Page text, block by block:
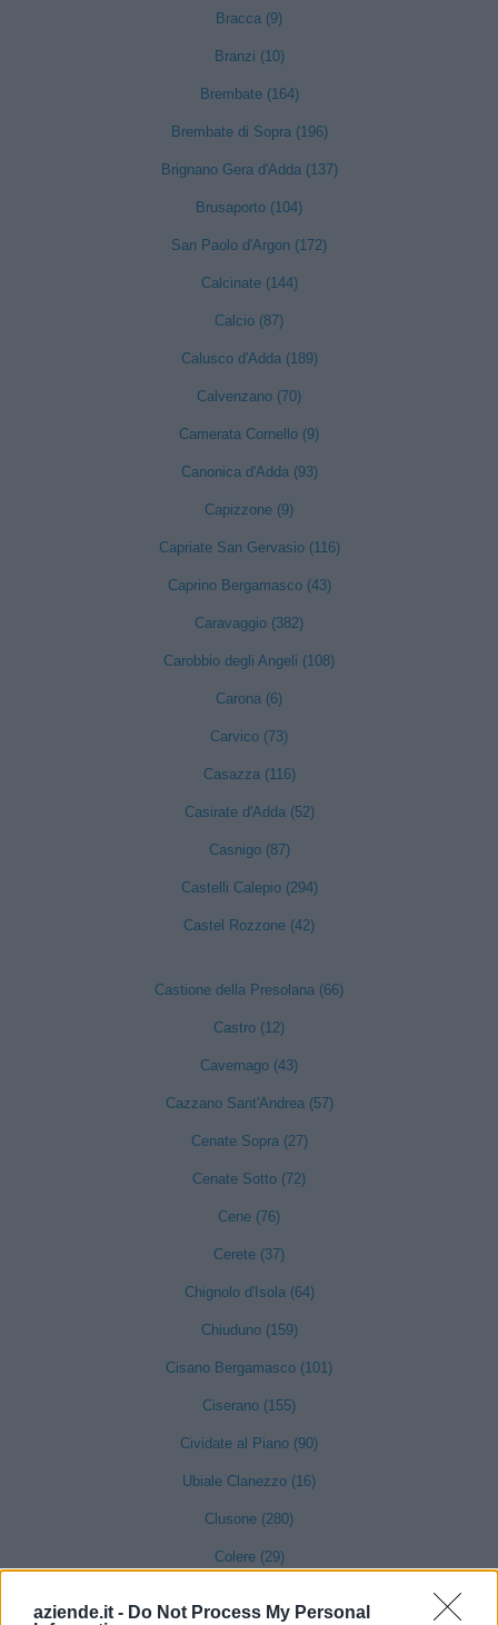
aziende.it - Do Not Process My Personal
Bracca (9)
Branzi (10)
Brembate (164)
Brembate di Sopra (196)
Brignano Gera d'Adda (137)
Brusaporto (104)
San Paolo d'Argon (172)
Calcinate (144)
Calcio (87)
Calusco d'Adda (189)
Calvenzano (70)
Camerata Cornello (9)
Canonica d'Adda (93)
Capizzone (9)
Capriate San Gervasio (116)
Caprino Bergamasco (43)
Caravaggio (382)
Carobbio degli Angeli (108)
Carona (6)
Carvico (73)
Casazza (116)
Casirate d'Adda (52)
Casnigo (87)
Castelli Calepio (294)
Castel Rozzone (42)
Castione della Presolana (66)
Castro (12)
Cavernago (43)
Cazzano Sant'Andrea (57)
Cenate Sopra (27)
Cenate Sotto (72)
Cene (76)
Cerete (37)
Chignolo d'Isola (64)
Chiuduno (159)
Cisano Bergamasco (101)
Ciserano (155)
Cividate al Piano (90)
Ubiale Clanezzo (16)
Clusone (280)
Colere (29)